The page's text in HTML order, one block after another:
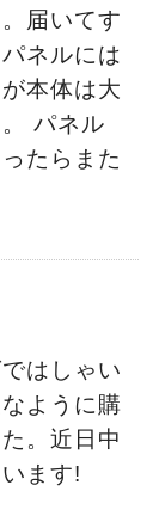
届いてす
ネルには
本体は大
パネル
たらまた
はしゃい
ように購
。近日中
ます!